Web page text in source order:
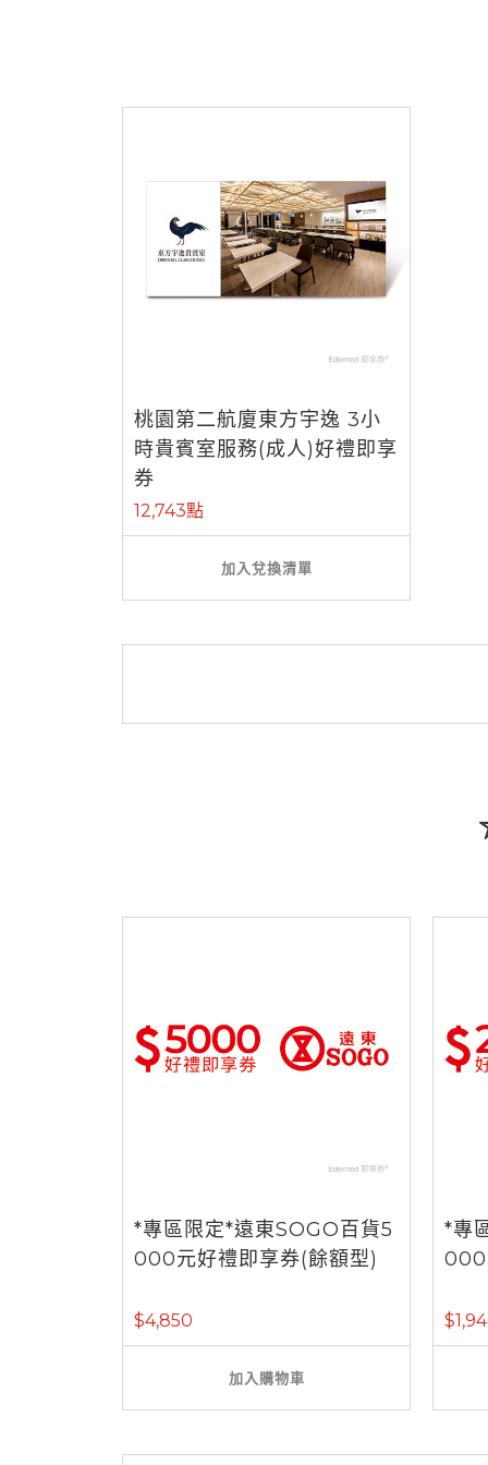
桃園第二航廈東方宇逸 3小
時貴賓室服務(成人)好禮即享
券
12,743點
加入兌換清單
*專區限定*遠東SOGO百貨5
000元好禮即享券(餘額型)
$4,850
加入購物車
*專
000